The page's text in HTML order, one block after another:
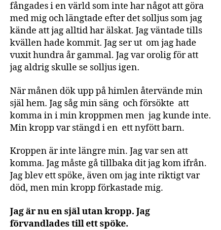
fångades i en värld som inte har något att göra
med mig och längtade efter det solljus som jag
kände att jag alltid har älskat. Jag väntade tills
kvällen hade kommit. Jag ser ut om jag hade
vuxit hundra år gammal. Jag var orolig för att
jag aldrig skulle se solljus igen.
När månen dök upp på himlen återvände min
själ hem. Jag såg min säng och försökte att
komma in i min kroppmen men jag kunde inte.
Min kropp var stängd i en ett nyfött barn.
Kroppen är inte längre min. Jag var sen att
komma. Jag måste gå tillbaka dit jag kom ifrån.
Jag blev ett spöke, även om jag inte riktigt var
död, men min kropp förkastade mig.
Jag är nu en själ utan kropp. Jag
förvandlades till ett spöke.